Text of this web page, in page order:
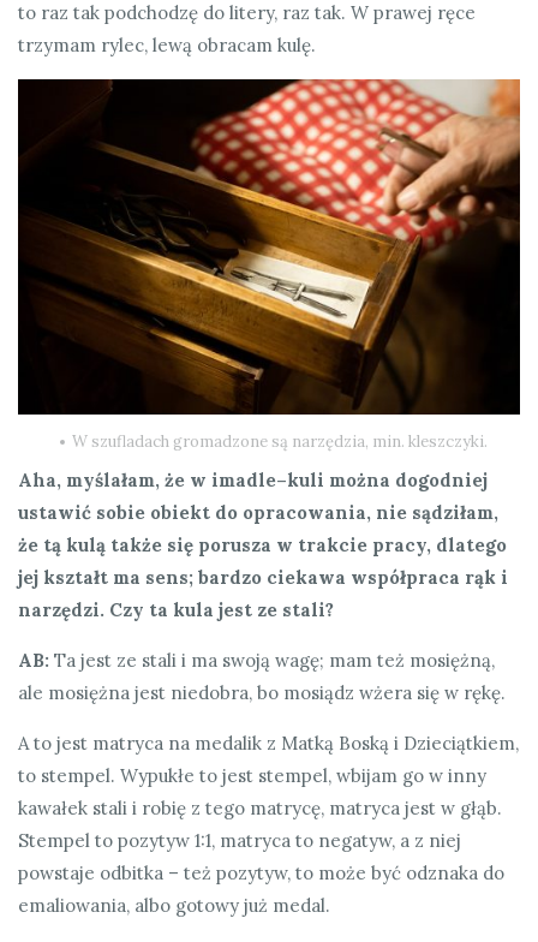
to raz tak podchodzę do litery, raz tak. W prawej ręce
trzymam rylec, lewą obracam kulę.
W szufladach gromadzone są narzędzia, min. kleszczyki.
Aha, myślałam, że w imadle–kuli można dogodniej
ustawić sobie obiekt do opracowania, nie sądziłam,
że tą kulą także się porusza w trakcie pracy, dlatego
jej kształt ma sens; bardzo ciekawa współpraca rąk i
narzędzi. Czy ta kula jest ze stali?
AB: Ta jest ze stali i ma swoją wagę; mam też mosiężną,
ale mosiężna jest niedobra, bo mosiądz wżera się w rękę.
A to jest matryca na medalik z Matką Boską i Dzieciątkiem,
to stempel. Wypukłe to jest stempel, wbijam go w inny
kawałek stali i robię z tego matrycę, matryca jest w głąb.
Stempel to pozytyw 1:1, matryca to negatyw, a z niej
powstaje odbitka – też pozytyw, to może być odznaka do
emaliowania, albo gotowy już medal.